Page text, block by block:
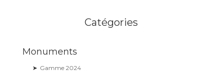
Catégories
Monuments
➤ Gamme 2024